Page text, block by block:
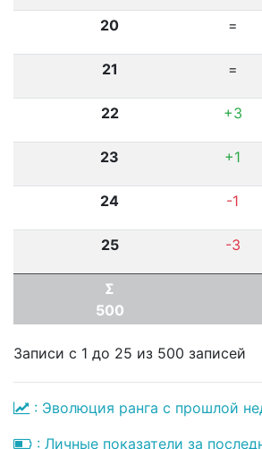
20 =
21 =
22 +3
23 +1
24 -1
25 -3
Σ
500
Записи с 1 до 25 из 500 записей
: Эволюция ранга с прошлой
: Личные показатели за